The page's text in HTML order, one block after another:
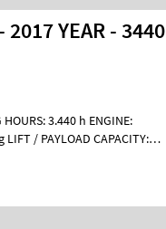
YEAR - 3440
3.440 h ENGINE:
LIFT / PAYLOAD CAPACITY: